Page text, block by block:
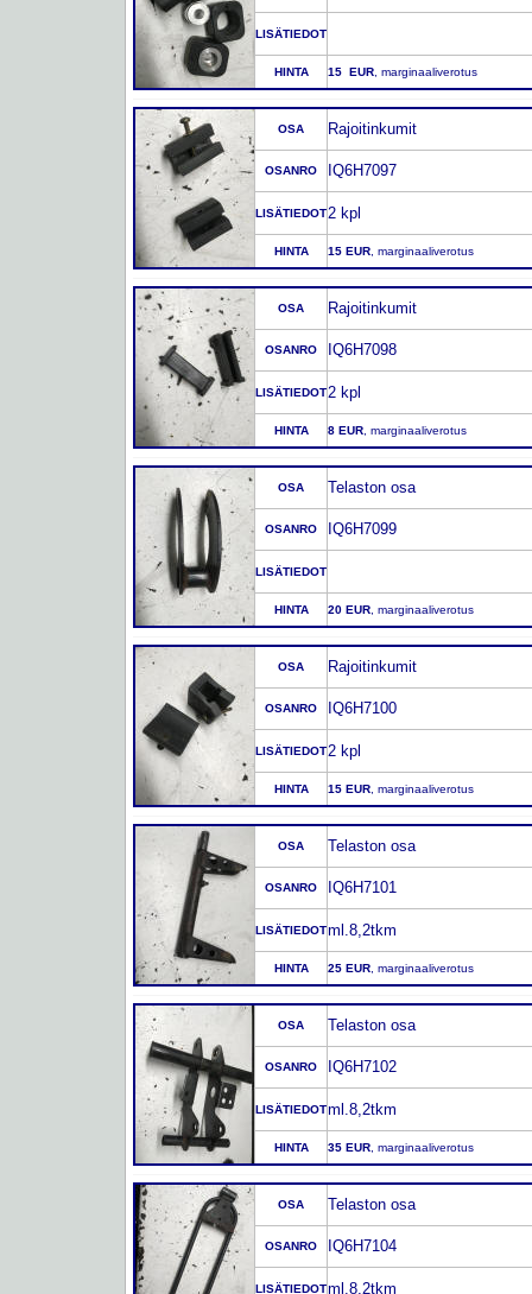
LISÄTIEDOT
HINTA 15 EUR , marginaaliverotus
OSA Rajoitinkumit
OSANRO IQ6H7097
LISÄTIEDOT2 kpl
HINTA 15 EUR , marginaaliverotus
OSA Rajoitinkumit
OSANRO IQ6H7098
LISÄTIEDOT2 kpl
HINTA 8 EUR , marginaaliverotus
OSA Telaston osa
OSANRO IQ6H7099
LISÄTIEDOT
HINTA 20 EUR , marginaaliverotus
OSA Rajoitinkumit
OSANRO IQ6H7100
LISÄTIEDOT2 kpl
HINTA 15 EUR , marginaaliverotus
OSA Telaston osa
OSANRO IQ6H7101
LISÄTIEDOTml.8,2tkm
HINTA 25 EUR , marginaaliverotus
OSA Telaston osa
OSANRO IQ6H7102
LISÄTIEDOTml.8,2tkm
HINTA 35 EUR , marginaaliverotus
OSA Telaston osa
OSANRO IQ6H7104
LISÄTIEDOTml.8,2tkm